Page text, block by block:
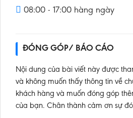
08:00 - 17:00 hàng ngày
ĐÓNG GÓP/ BÁO CÁO
Nội dung của bài viết này được
và không muốn thấy thông tin về
khách hàng và muốn đóng góp
của bạn. Chân thành cảm ơn sự